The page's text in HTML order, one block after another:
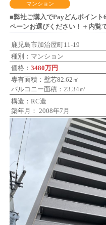
マンション
■弊社ご購入でPayどんポイン
ペーンお選びください！＋内覧
鹿児島市加治屋町11-19
種別：マンション
価格：3480万円
専有面積：壁芯82.62㎡
バルコニー面積：23.34㎡
構造：RC造
築年月： 2008年7月